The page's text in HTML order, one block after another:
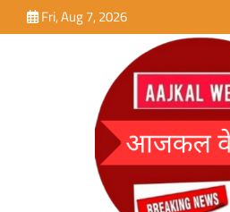
to
Fri, Aug 7, 2026